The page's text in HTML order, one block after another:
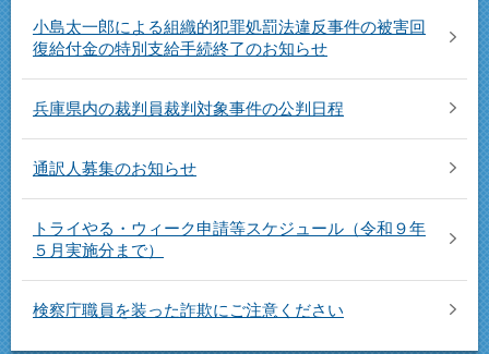
小島太一郎による組織的犯罪処罰法違反事件の被害回
復給付金の特別支給手続終了のお知らせ
兵庫県内の裁判員裁判対象事件の公判日程
通訳人募集のお知らせ
トライやる・ウィーク申請等スケジュール（令和９年
５月実施分まで）
検察庁職員を装った詐欺にご注意ください